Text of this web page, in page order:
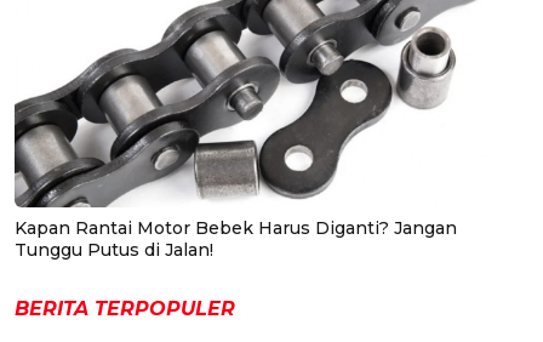
Kapan Rantai Motor Bebek Harus Diganti? Jangan
Tunggu Putus di Jalan!
BERITA TERPOPULER